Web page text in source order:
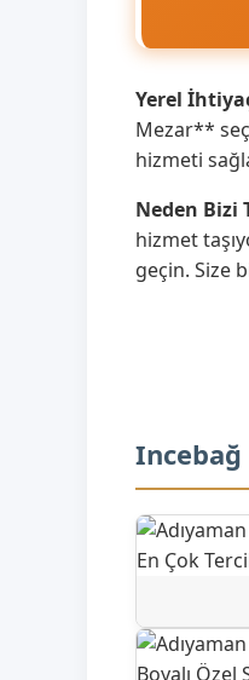
Yerel
Mezar**
hizmeti
Neden Bizi
hizmet
geçin. Size
Incebağ